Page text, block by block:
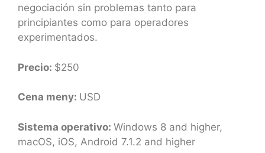
negociación sin problemas tanto para
principiantes como para operadores
experimentados.
Precio: $250
Cena meny: USD
Sistema operativo: Windows 8 and higher,
macOS, iOS, Android 7.1.2 and higher